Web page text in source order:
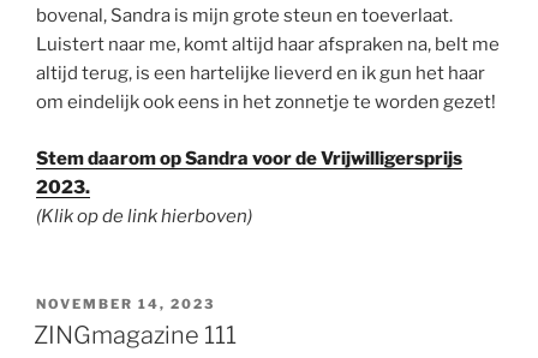
bovenal, Sandra is mijn grote steun en toeverlaat.
Luistert naar me, komt altijd haar afspraken na, belt me
altijd terug, is een hartelijke lieverd en ik gun het haar
om eindelijk ook eens in het zonnetje te worden gezet!
Stem daarom op Sandra voor de Vrijwilligersprijs
2023.
(Klik op de link hierboven)
GEPLAATST
OP
NOVEMBER 14, 2023
ZINGmagazine 111